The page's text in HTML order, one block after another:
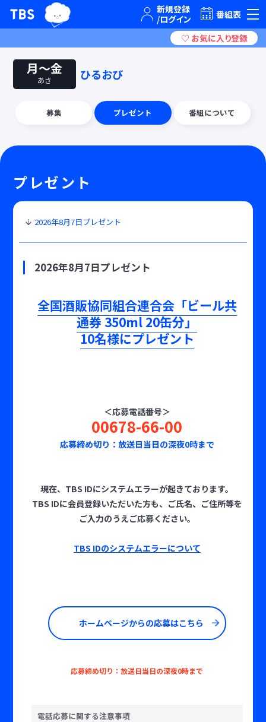
TBSテレビ｜ときめくときを。 番組表
月〜金
あさ ひるおび
募集 プレゼント 番組について
プレゼント
2026年8月7日プレゼント
2026年8月7日プレゼント
全国酒販協同組合連合会「ビール共
通券 350ml 20缶分」
10名様にプレゼント
＜応募電話番号＞
00678-66-00
応募締め切り：放送日当日の深夜0時まで
現在、TBS IDにシステムエラーが起きております。
TBS IDに会員登録いただいた方も、ご氏名、ご住所等を
ご入力のうえご応募ください。
TBS IDのシステムエラーについて
ホームページからの応募はこちら
応募締め切り：放送日当日の深夜0時まで
電話応募に関する注意事項